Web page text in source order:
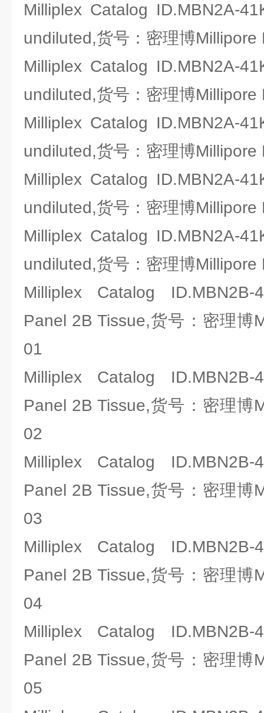
Milliplex Catalog ID.MBN2A-
undiluted,货号：密理博Millipore
Milliplex Catalog ID.MBN2A-
undiluted,货号：密理博Millipore
Milliplex Catalog ID.MBN2A-
undiluted,货号：密理博Millipore
Milliplex Catalog ID.MBN2A-
undiluted,货号：密理博Millipore
Milliplex Catalog ID.MBN2A-
undiluted,货号：密理博Millipore
Milliplex Catalog ID.MBN2B-
Panel 2B Tissue,货号：密理博
01
Milliplex Catalog ID.MBN2B-
Panel 2B Tissue,货号：密理博
02
Milliplex Catalog ID.MBN2B-
Panel 2B Tissue,货号：密理博
03
Milliplex Catalog ID.MBN2B-
Panel 2B Tissue,货号：密理博
04
Milliplex Catalog ID.MBN2B-
Panel 2B Tissue,货号：密理博
05